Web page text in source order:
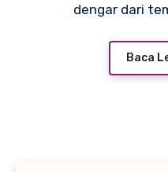
dengar dari
Baca